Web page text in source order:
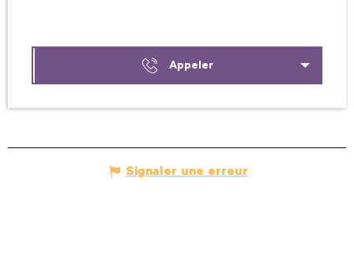
Appeler
Signaler une erreur